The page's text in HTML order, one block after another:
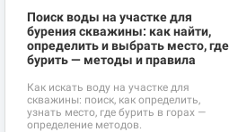
Поиск воды на участке для
бурения скважины: как найти,
определить и выбрать место, где
бурить — методы и правила
Как искать воду на участке для
скважины: поиск, как определить,
узнать место, где бурить в горах —
определение методов.